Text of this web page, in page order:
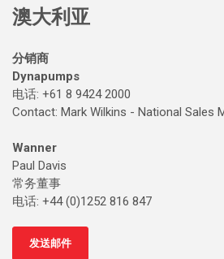
澳大利亚
分销商
Dynapumps
电话: +61 8 9424 2000
Contact: Mark Wilkins - National Sales
Wanner
Paul Davis
常务董事
电话: +44 (0)1252 816 847
发送邮件